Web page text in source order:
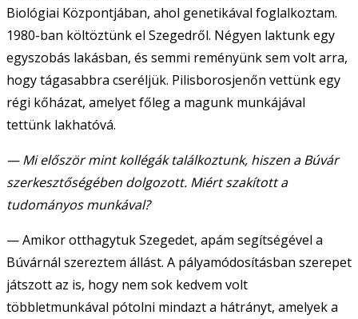
Biológiai Központjában, ahol genetikával foglalkoztam.
1980-ban költöztünk el Szegedről. Négyen laktunk egy
egyszobás lakásban, és semmi reményünk sem volt arra,
hogy tágasabbra cseréljük. Pilisborosjenőn vettünk egy
régi kőházat, amelyet főleg a magunk munkájával
tettünk lakhatóvá.
— Mi először mint kollégák találkoztunk, hiszen a Búvár
szerkesztőségében dolgozott. Miért szakított a
tudományos munkával?
— Amikor otthagytuk Szegedet, apám segítségével a
Búvárnál szereztem állást. A pályamódosításban szerepet
játszott az is, hogy nem sok kedvem volt
többletmunkával pótolni mindazt a hátrányt, amelyek a